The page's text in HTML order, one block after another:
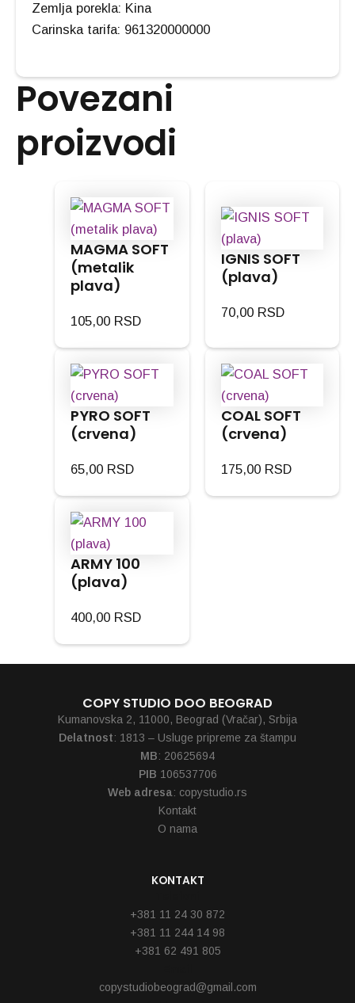
Zemlja porekla: Kina
Carinska tarifa: 961320000000
Povezani
proizvodi
MAGMA SOFT
(metalik
plava)
105,00 RSD
IGNIS SOFT
(plava)
70,00 RSD
PYRO SOFT
(crvena)
65,00 RSD
COAL SOFT
(crvena)
175,00 RSD
ARMY 100
(plava)
400,00 RSD
COPY STUDIO DOO BEOGRAD
Kumanovska 2, 11000, Beograd (Vračar), Srbija
Delatnost: 1813 – Usluge pripreme za štampu
MB: 20625694
PIB 106537706
Web adresa: copystudio.rs
Kontakt
O nama
KONTAKT
+381 11 24 30 872
+381 11 244 14 98
+381 62 491 805
copystudiobeograd@gmail.com